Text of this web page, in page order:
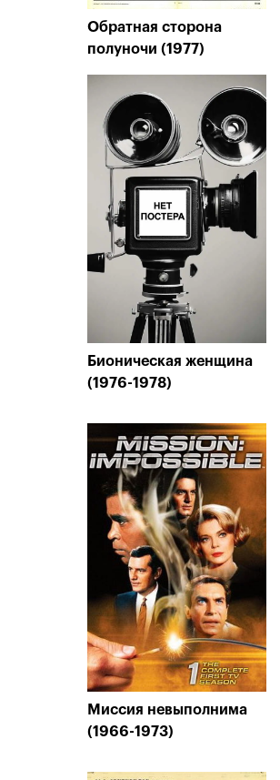
Обратная сторона
полуночи (1977)
Бионическая женщина
(1976-1978)
Миссия невыполнима
(1966-1973)